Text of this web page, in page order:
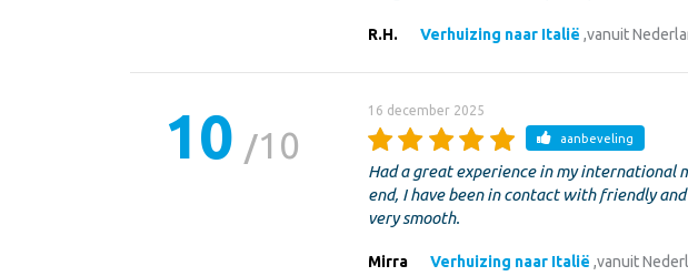
R.H. Verhuizing naar Italië ,vanuit
10 10
16 december 2025
aanbeveling
Had a great experience in my international
end, I have been in contact with friendly
very smooth.
Mirra Verhuizing naar Italië ,vanuit